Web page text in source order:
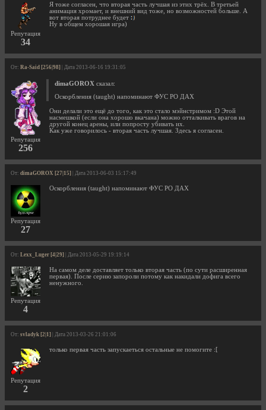
Репутация
34
Я тоже согласен, что вторая часть лучшая из этих трёх. В третьей
анимация хромает, и внешний вид тоже, но возможностей больше. А
вот вторая потруднее будет
Ну в общем хорошая игра)
От: Ra-Said [256|98] | Дата 2013-06-16 19:31:05
Репутация
256
dimaGOROX сказал:
Оскорбления (taught) напоминают ФУС РО ДАХ
Они делали это ещё до того, как это стало мэйнстримом :D Этой
насмешкой (если она хорошо вкачана) можно отталкивать врагов на
другой конец арены, или попросту убивать их.
Как уже говорилось - вторая часть лучшая. Здесь я согласен.
От: dimaGOROX [27|15] | Дата 2013-06-03 15:17:49
Репутация
27
Оскорбления (taught) напоминают ФУС РО ДАХ
От: Lexx_Luger [4|29] | Дата 2013-05-29 19:19:14
Репутация
4
На самом деле доставляет только вторая часть (по сути расширенная
первая). После серию запороли потому как накидали дофига всего
ненужного.
От: svladyk [2|1] | Дата 2013-03-26 21:01:06
Репутация
2
только первая часть запускаеться остальные не помогите :[